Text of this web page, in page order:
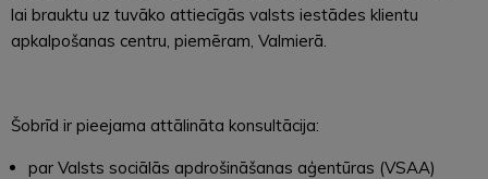
lai brauktu uz tuvāko attiecīgās valsts iestādes klientu
apkalpošanas centru, piemēram, Valmierā.
Šobrīd ir pieejama attālināta konsultācija:
par Valsts sociālās apdrošināšanas aģentūras (VSAA)